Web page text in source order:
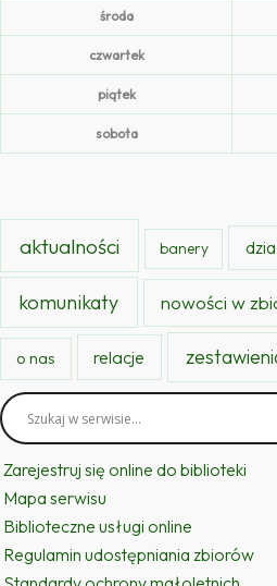
środa
czwartek
piątek
sobota
aktualności banery
komunikaty nowości w
o nas relacje
Zarejestruj się online do biblioteki
Mapa serwisu
Biblioteczne usługi online
Regulamin udostępniania zbiorów